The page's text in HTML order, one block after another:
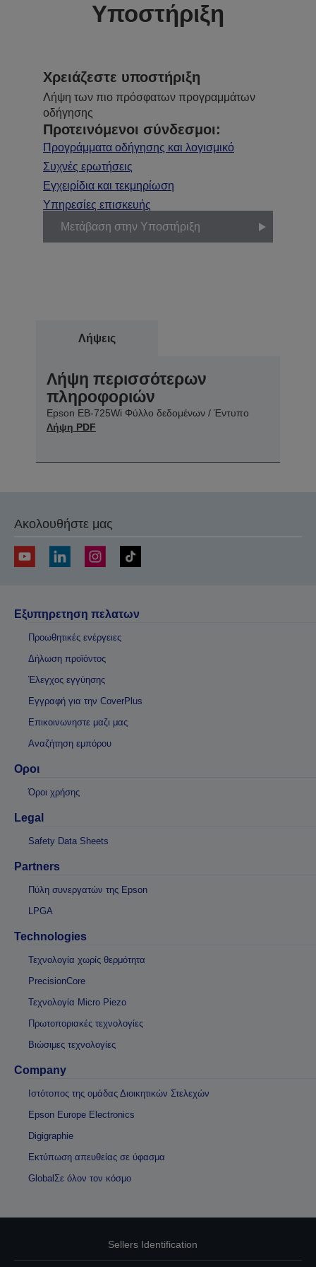
Υποστήριξη
Χρειάζεστε υποστήριξη
Λήψη των πιο πρόσφατων προγραμμάτων
οδήγησης
Προτεινόμενοι σύνδεσμοι:
Προγράμματα οδήγησης και λογισμικό
Συχνές ερωτήσεις
Εγχειρίδια και τεκμηρίωση
Υπηρεσίες επισκευής
Μετάβαση στην Υποστήριξη
Λήψεις
Λήψη περισσότερων
πληροφοριών
Epson EB-725Wi Φύλλο δεδομένων / Έντυπο
Λήψη PDF
Ακολουθήστε μας
Εξυπηρετηση πελατων
Προωθητικές ενέργειες
Δήλωση προϊόντος
Έλεγχος εγγύησης
Εγγραφή για την CoverPlus
Επικοινωνηστε μαζι μας
Αναζήτηση εμπόρου
Οροι
Όροι χρήσης
Legal
Safety Data Sheets
Partners
Πύλη συνεργατών της Epson
LPGA
Technologies
Τεχνολογία χωρίς θερμότητα
PrecisionCore
Τεχνολογία Micro Piezo
Πρωτοποριακές τεχνολογίες
Βιώσιμες τεχνολογίες
Company
Ιστότοπος της ομάδας Διοικητικών Στελεχών
Epson Europe Electronics
Digigraphie
Εκτύπωση απευθείας σε ύφασμα
GlobalΣε όλον τον κόσμο
Sellers Identification